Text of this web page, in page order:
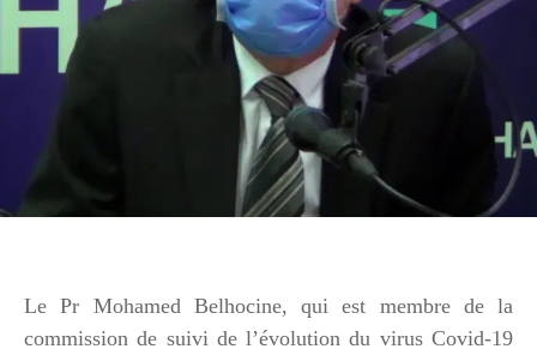
Le Pr Mohamed Belhocine, qui est membre de la
commission de suivi de l’évolution du virus Covid-19